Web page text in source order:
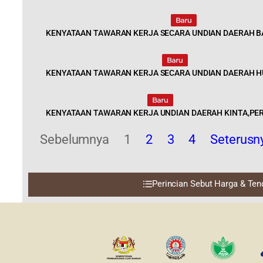
KENYATAAN TAWARAN KERJA SECARA UNDIAN DAERAH
KENYATAAN TAWARAN KERJA SECARA UNDIAN DAERAH
KENYATAAN TAWARAN KERJA UNDIAN DAERAH
Sebelumnya 1 2 3 4
Perincian Sebut Harga &
Dasar Privasi| Dasar Keselamatan
Last